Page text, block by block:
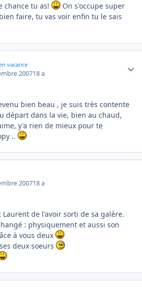
chance tu as!
On s'occupe super
faire, tu vas voir enfin tu le sais
vacance
200718 a
bien beau , je suis très contente
départ dans la vie, bien au chaud,
y'a rien de mieux pour te
..
200718 a
Laurent de l'avoir sorti de sa galère.
: physiquement et aussi son
à vous deux
deux soeurs